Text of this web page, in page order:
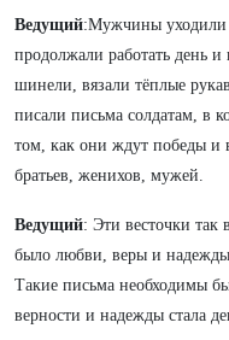
Ведущий:Мужчины уходили
продолжали работать день
шинели, вязали тёплые
писали письма солдатам, в
том, как они ждут победы и
братьев, женихов, мужей.
Ведущий: Эти весточки так
было любви, веры и
Такие письма необходимы
верности и надежды стала